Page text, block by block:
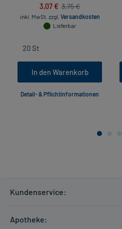
3,07 € 3,75 €
inkl. MwSt. zzgl. Versandkosten
Lieferbar
In den Warenkorb
Detail- & Pflichtinformationen
Kundenservice:
Zahlungsarten
Apotheke: